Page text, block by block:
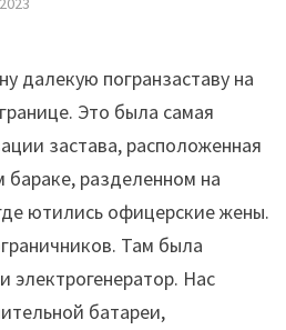
далекую погранзаставу на
Это была самая
застава, расположенная
разделенном на
ютились офицерские жены.
Там была
электрогенератор. Нас
батареи,